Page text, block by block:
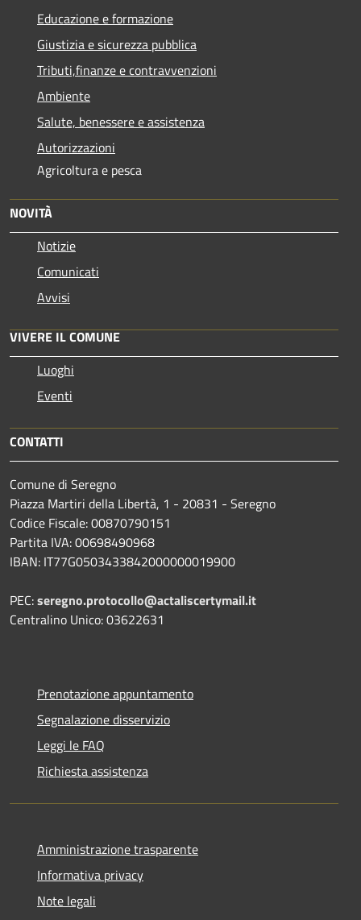
Educazione e formazione
Giustizia e sicurezza pubblica
Tributi,finanze e contravvenzioni
Ambiente
Salute, benessere e assistenza
Autorizzazioni
Agricoltura e pesca
NOVITÀ
Notizie
Comunicati
Avvisi
VIVERE IL COMUNE
Luoghi
Eventi
CONTATTI
Comune di Seregno
Piazza Martiri della Libertà, 1 - 20831 - Seregno
Codice Fiscale: 00870790151
Partita IVA: 00698490968
IBAN: IT77G0503433842000000019900
PEC:seregno.protocollo@actaliscertymail.it
Centralino Unico: 03622631
Prenotazione appuntamento
Segnalazione disservizio
Leggi le FAQ
Richiesta assistenza
Amministrazione trasparente
Informativa privacy
Note legali